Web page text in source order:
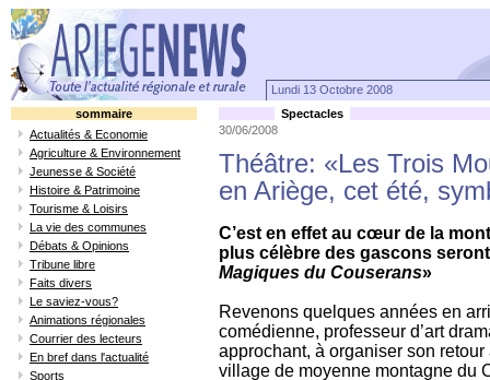
Lundi 13 Octobre 2008
sommaire
Actualités & Economie
Agriculture & Environnement
Jeunesse & Société
Histoire & Patrimoine
Tourisme & Loisirs
La vie des communes
Débats & Opinions
Tribune libre
Faits divers
Le saviez-vous?
Animations régionales
Courrier des lecteurs
En bref dans l'actualité
Sports
Spectacles
30/06/2008
Théâtre: «Les Trois
en Ariège, cet été,
C’est en effet au cœur de la
plus célèbre des gascons
Magiques du Couserans»
Revenons quelques années en
comédienne, professeur d’art
approchant, à organiser son
village de moyenne montagne du